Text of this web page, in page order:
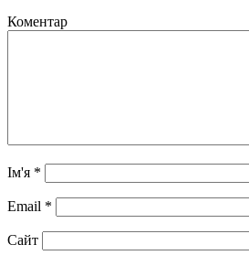
Коментар
Ім'я *
Email *
Сайт